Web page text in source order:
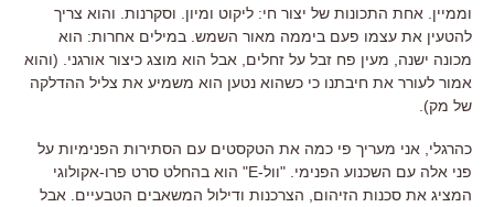
וממיין. אחת התכונות של יצור חי: ליקוט ומיון. וסקרנות. והוא צריך
להטעין את עצמו פעם ביממה מאור השמש. במילים אחרות: הוא
מכונה ישנה, מעין פח זבל על זחלים, אבל הוא מוצג כיצור אורגני. (והוא
אמור לעורר את חיבתנו כי כשהוא נטען הוא משמיע את צליל ההדלקה
של מק).
כהרגלי, אני מעריך פי כמה את הטקסטים עם הסתירות הפנימיות על
פני אלה עם השכנוע הפנימי. "וול-E" הוא בהחלט סרט פרו-אקולוגי
המציג את סכנות הזיהום, הצרכנות ודילול המשאבים הטבעיים. אבל